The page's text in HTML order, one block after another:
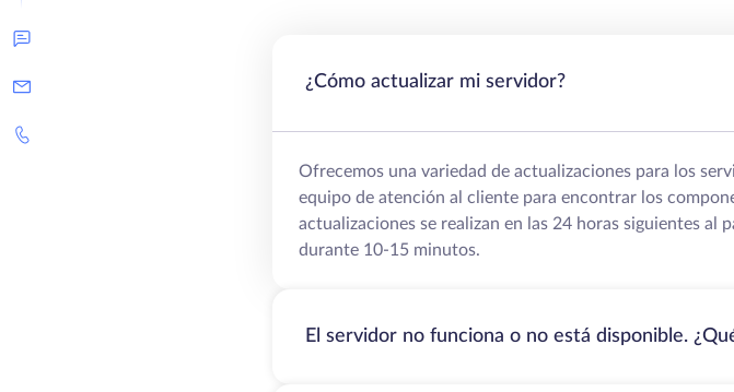
¿Cómo actualizar mi servidor?
Ofrecemos una variedad de actualizaciones para los
equipo de atención al cliente para encontrar los
actualizaciones se realizan en las 24 horas siguientes al
durante 10-15 minutos.
El servidor no funciona o no está disponible.